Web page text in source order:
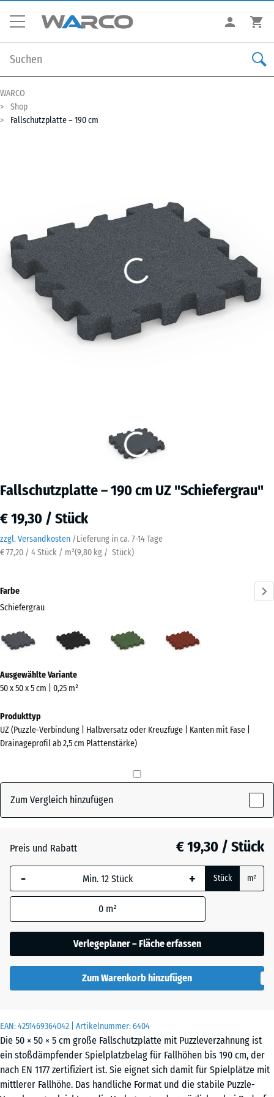
WARCO
Shop
Fallschutzplatte – 190 cm
Fallschutzplatte – 190 cm UZ "Schiefergrau"
€ 19,30 / Stück
zzgl. Versandkosten /Lieferung in ca. 7-14 Tage
€ 77,20 / 4 Stück / m²(9,80 kg / Stück)
EAN:4251469364042 | Artikelnummer:6404
Die 50 × 50 × 5 cm große Fallschutzplatte mit Puzzleverzahnung ist
ein stoßdämpfender Spielplatzbelag für Fallhöhen bis 190 cm, der
nach EN 1177 zertifiziert ist. Sie eignet sich damit für Spielplätze mit
mittlerer Fallhöhe. Das handliche Format und die stabile Puzzle-
Farbe
Schiefergrau
Schiefergrau
(active)
Informationen
zu
Farben?
Farbpalette
(active)
Grasgrün + € 0,60
Ziegelrot
Ausgewählte Variante
50 x 50 x 5 cm | 0,25 m²
Produkttyp
UZ (Puzzle-Verbindung | Halbversatz oder Kreuzfuge | Kanten mit Fase |
Drainageprofil ab 2,5 cm Plattenstärke)
Zum Vergleich hinzufügen
Preis und Rabatt € 19,30 / Stück
- + Stück m²
0 m²
Verlegeplaner – Fläche erfassen
Zum Warenkorb hinzufügen